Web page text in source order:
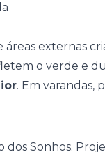
áreas externas
o verde e
. Em varandas,